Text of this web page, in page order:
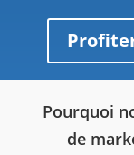
Pourquoi
de